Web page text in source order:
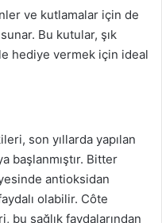
ve kutlamalar için de
Bu kutular, şık
hediye vermek için ideal
son yıllarda yapılan
başlanmıştır. Bitter
antioksidan
olabilir. Côte
bu sağlık faydalarından